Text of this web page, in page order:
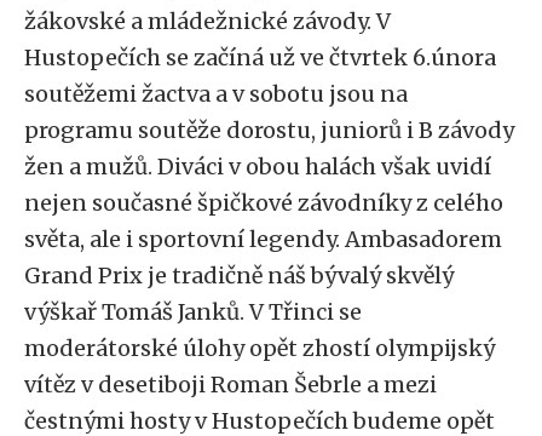
žákovské a mládežnické závody. V
Hustopečích se začíná už ve čtvrtek 6.února
soutěžemi žactva a v sobotu jsou na
programu soutěže dorostu, juniorů i B závody
žen a mužů. Diváci v obou halách však uvidí
nejen současné špičkové závodníky z celého
světa, ale i sportovní legendy. Ambasadorem
Grand Prix je tradičně náš bývalý skvělý
výškař Tomáš Janků. V Třinci se
moderátorské úlohy opět zhostí olympijský
vítěz v desetiboji Roman Šebrle a mezi
čestnými hosty v Hustopečích budeme opět